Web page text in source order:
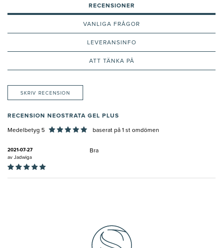
RECENSIONER
VANLIGA FRÅGOR
LEVERANSINFO
ATT TÄNKA PÅ
SKRIV RECENSION
RECENSION NEOSTRATA GEL PLUS
Medelbetyg 5 baserat på 1 st omdömen
2021-07-27
av Jadwiga
Bra